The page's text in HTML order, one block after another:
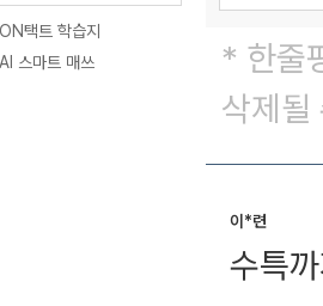
* 한줄
삭제될
이*련
수특